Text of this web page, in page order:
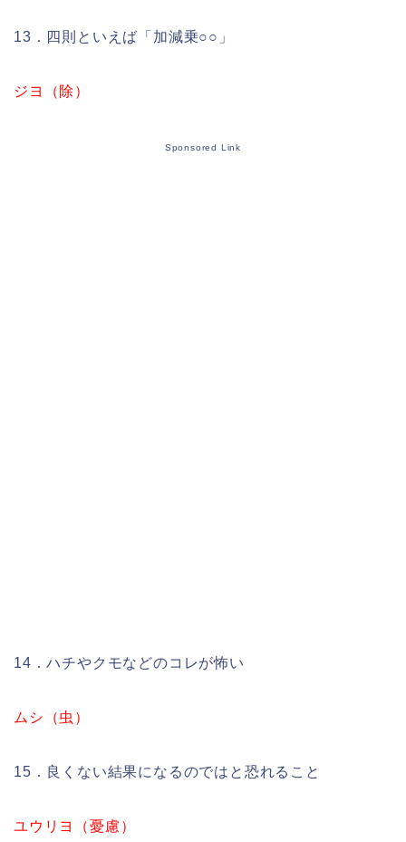
13．四則といえば「加減乗○○」
ジヨ（除）
Sponsored Link
14．ハチやクモなどのコレが怖い
ムシ（虫）
15．良くない結果になるのではと恐れること
ユウリヨ（憂慮）